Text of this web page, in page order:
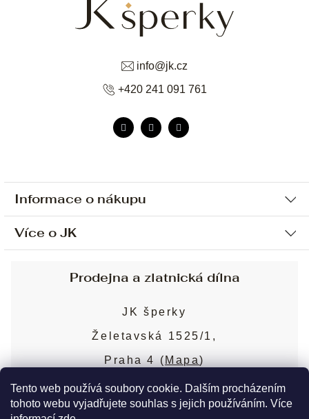
Tento web používá soubory cookie. Dalším procházením
tohoto webu vyjadřujete souhlas s jejich používáním. Více
Informace o nákupu
Ochrana osobních údajů
Sjednání osobní schůzky
Obchodní podmínky
Puncovní značky
Více o JK
Blog
Nejčastější dotazy
info@jk.cz
+420 241 091 761
Prodejna a zlatnická dílna
JK šperky
Želetavská 1525/1,
Praha 4 ( Mapa)
Více o prodejně